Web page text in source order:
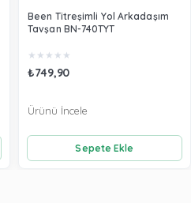
Been Titreşimli Yol Arkadaşım
Tavşan BN-740TYT
★ ★ ★ ★ ★
₺749,90
Sepete Ekle
Ürünü İncele